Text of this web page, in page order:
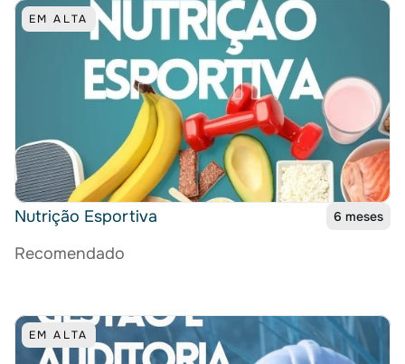
EM ALTA
Nutrição Esportiva 6 meses
Recomendado
EM ALTA